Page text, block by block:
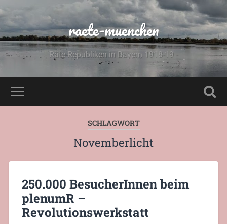
raete-muenchen
Räte-Republiken in Bayern 1918-19 -
SCHLAGWORT
Novemberlicht
250.000 BesucherInnen beim
plenumR –
Revolutionswerkstatt